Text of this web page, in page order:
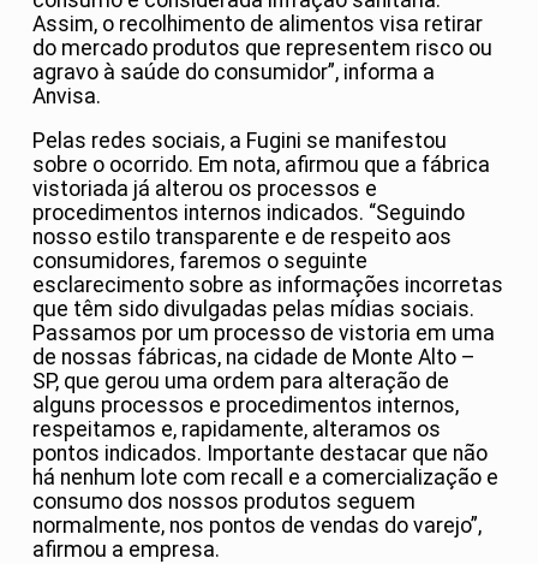
Assim, o recolhimento de alimentos visa retirar
do mercado produtos que representem risco ou
agravo à saúde do consumidor”, informa a
Anvisa.
Pelas redes sociais, a Fugini se manifestou
sobre o ocorrido. Em nota, afirmou que a fábrica
vistoriada já alterou os processos e
procedimentos internos indicados. “Seguindo
nosso estilo transparente e de respeito aos
consumidores, faremos o seguinte
esclarecimento sobre as informações incorretas
que têm sido divulgadas pelas mídias sociais.
Passamos por um processo de vistoria em uma
de nossas fábricas, na cidade de Monte Alto –
SP, que gerou uma ordem para alteração de
alguns processos e procedimentos internos,
respeitamos e, rapidamente, alteramos os
pontos indicados. Importante destacar que não
há nenhum lote com recall e a comercialização e
consumo dos nossos produtos seguem
normalmente, nos pontos de vendas do varejo”,
afirmou a empresa.